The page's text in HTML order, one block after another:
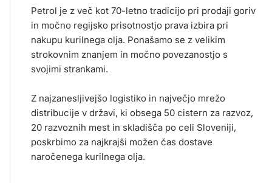
Petrol je z več kot 70-letno tradicijo pri prodaji goriv
in močno regijsko prisotnostjo prava izbira pri
nakupu kurilnega olja. Ponašamo se z velikim
strokovnim znanjem in močno povezanostjo s
svojimi strankami.
Z najzanesljivejšo logistiko in največjo mrežo
distribucije v državi, ki obsega 50 cistern za razvoz,
20 razvoznih mest in skladišča po celi Sloveniji,
poskrbimo za najkrajši možen čas dostave
naročenega kurilnega olja.